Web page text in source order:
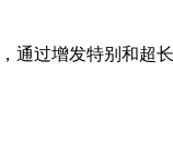
通过增发特别和